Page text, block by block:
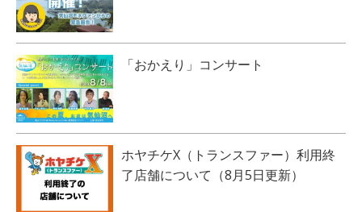
「おかえり」コンサート
ホヤチケX（トランスファー）利用終
了店舗について（8月5日更新）